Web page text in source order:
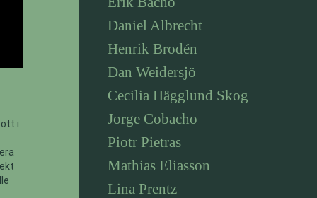
i
Daniel Albrecht
Henrik Brodén
Dan Weidersjö
Cecilia Hägglund Skog
Jorge Cobacho
Piotr Pietras
Mathias Eliasson
Lina Prentz